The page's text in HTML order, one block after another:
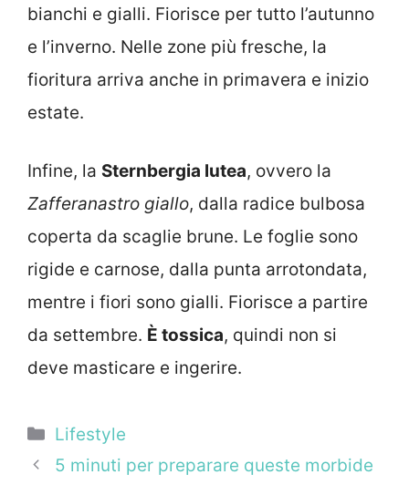
bianchi e gialli. Fiorisce per tutto l’autunno
e l’inverno. Nelle zone più fresche, la
fioritura arriva anche in primavera e inizio
estate.
Infine, la Sternbergia lutea, ovvero la
Zafferanastro giallo, dalla radice bulbosa
coperta da scaglie brune. Le foglie sono
rigide e carnose, dalla punta arrotondata,
mentre i fiori sono gialli. Fiorisce a partire
da settembre. È tossica, quindi non si
deve masticare e ingerire.
Categorie
Lifestyle
5 minuti per preparare queste morbide